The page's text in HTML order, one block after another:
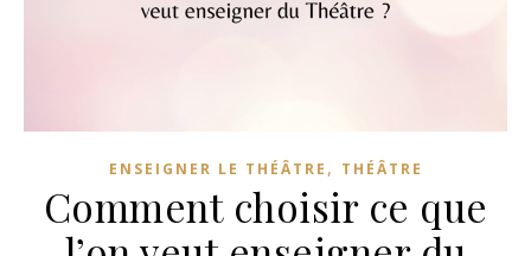
ENSEIGNER LE THÉÂTRE , THÉÂTRE
Comment choisir ce que